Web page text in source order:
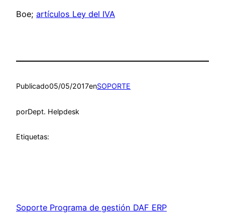
Boe; artículos Ley del IVA
Publicado05/05/2017enSOPORTE
porDept. Helpdesk
Etiquetas:
Soporte Programa de gestión DAF ERP